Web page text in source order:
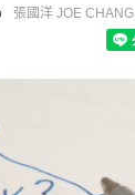
張國洋 JOE CHANG